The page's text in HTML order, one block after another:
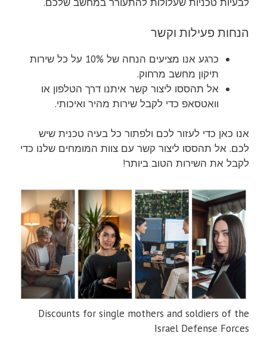
הנחות פעילות וקשר
כרגע אנו מציעים הנחה של 10% על כל שירות
תיקון מחשב מרחוק.
אל תהססו ליצור קשר איתנו דרך הטלפון או
וואטסאפ כדי לקבל שירות מהיר ואיכותי.
אנו כאן כדי לעזור לכם ולפתור כל בעיה טכנית שיש
לכם. אל תהססו ליצור קשר עם צוות המומחים שלנו כדי
לקבל את השירות הטוב ביותר!
Discounts for single mothers and soldiers of the
Israel Defense Forces